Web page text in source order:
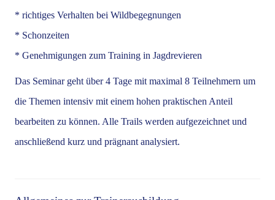
* richtiges Verhalten bei Wildbegegnungen
* Schonzeiten
* Genehmigungen zum Training in Jagdrevieren
Das Seminar geht über 4 Tage mit maximal 8 Teilnehmern um
die Themen intensiv mit einem hohen praktischen Anteil
bearbeiten zu können. Alle Trails werden aufgezeichnet und
anschließend kurz und prägnant analysiert.